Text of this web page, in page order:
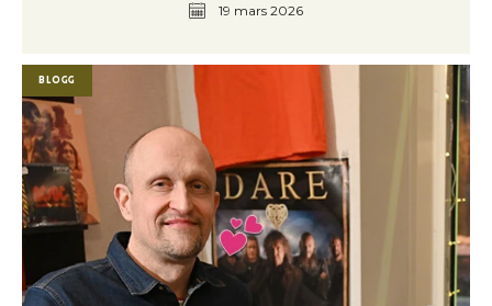
dig själv? Kort sagt är jag nog en rastlös kreativ tjej som
under våra evenemang. Sen älskar jag Fleetwood Mac
orimligt mycket. Hur skulle du beskriva din roll här på
Kulturkvarteret? Vad gör en produktionskoordinator?
Precis som för alla oss här är mitt största fokus att våra
gäster får en fantastisk upplevelse. Som
produktionskoordinator har jag hand om
förproduktionen; jag ser till att all info från artisterna –
som riders, tider och teknik – finns på plats långt innan
de kliver innanför dörren. Jag har även hand om våra
publikvärdar och agerar artistansvarig under vissa
19 mars 2026
Blogg